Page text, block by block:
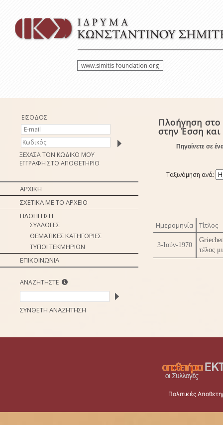
www.simitis-foundation.org
ΕΙΣΟΔΟΣ
ΞΕΧΑΣΑ ΤΟΝ ΚΩΔΙΚΟ ΜΟΥ
ΕΓΓΡΑΦΗ ΣΤΟ ΑΠΟΘΕΤΗΡΙΟ
ΑΡΧΙΚΗ
ΣΧΕΤΙΚΑ ΜΕ ΤΟ ΑΡΧΕΙΟ
ΠΛΟΗΓΗΣΗ
ΣΥΛΛΟΓΕΣ
ΘΕΜΑΤΙΚΕΣ ΚΑΤΗΓΟΡΙΕΣ
ΤΥΠΟΙ ΤΕΚΜΗΡΙΩΝ
ΕΠΙΚΟΙΝΩΝΙΑ
ΑΝΑΖΗΤΗΣΤΕ
ΣΥΝΘΕΤΗ ΑΝΑΖΗΤΗΣΗ
Πλοήγηση
στην Έσση
Πηγαίνετε σε
Ταξινόμηση ανά:
Ημερομηνία Τίτλος
3-Ιούν-1970
τέλος